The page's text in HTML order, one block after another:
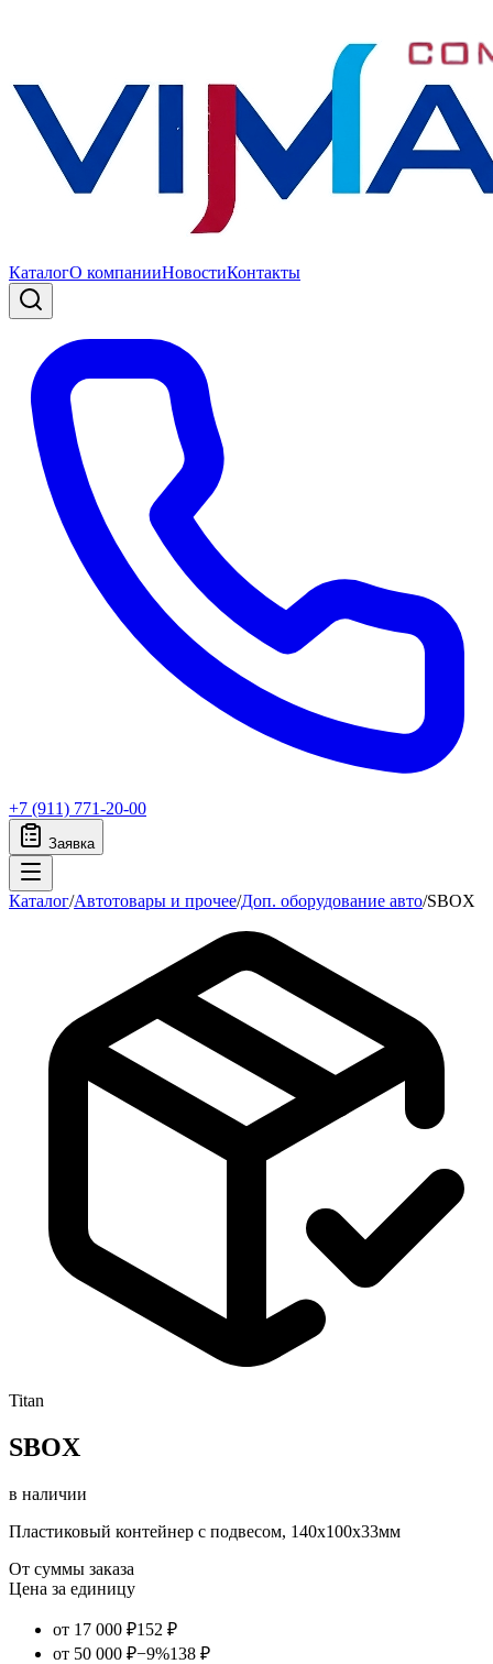
КаталогО компанииНовостиКонтакты
+7 (911) 771-20-00
Заявка
Каталог/Автотовары и прочее/Доп. оборудование авто/SBOX
Titan
SBOX
в наличии
Пластиковый контейнер с подвесом, 140х100х33мм
От суммы заказа
Цена за единицу
от 17 000 ₽152 ₽
от 50 000 ₽−9%138 ₽